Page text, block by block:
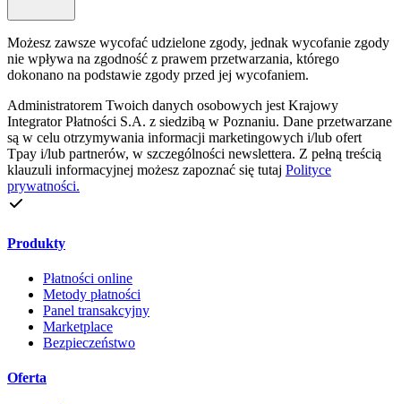
Możesz zawsze wycofać udzielone zgody, jednak wycofanie zgody
nie wpływa na zgodność z prawem przetwarzania, którego
dokonano na podstawie zgody przed jej wycofaniem.
Administratorem Twoich danych osobowych jest Krajowy
Integrator Płatności S.A. z siedzibą w Poznaniu. Dane przetwarzane
są w celu otrzymywania informacji marketingowych i/lub ofert
Tpay i/lub partnerów, w szczególności newslettera. Z pełną treścią
klauzuli informacyjnej możesz zapoznać się tutaj Polityce
prywatności.
Produkty
Płatności online
Metody płatności
Panel transakcyjny
Marketplace
Bezpieczeństwo
Oferta